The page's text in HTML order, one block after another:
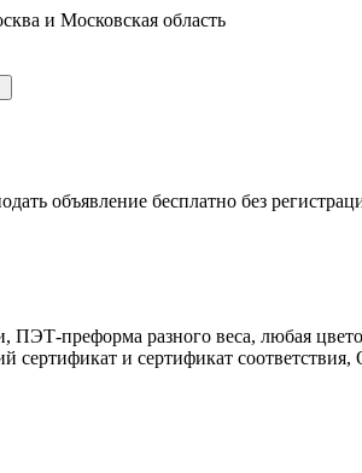
и Московская область
объявление бесплатно без
преформа разного веса, любая
сертификат и сертификат